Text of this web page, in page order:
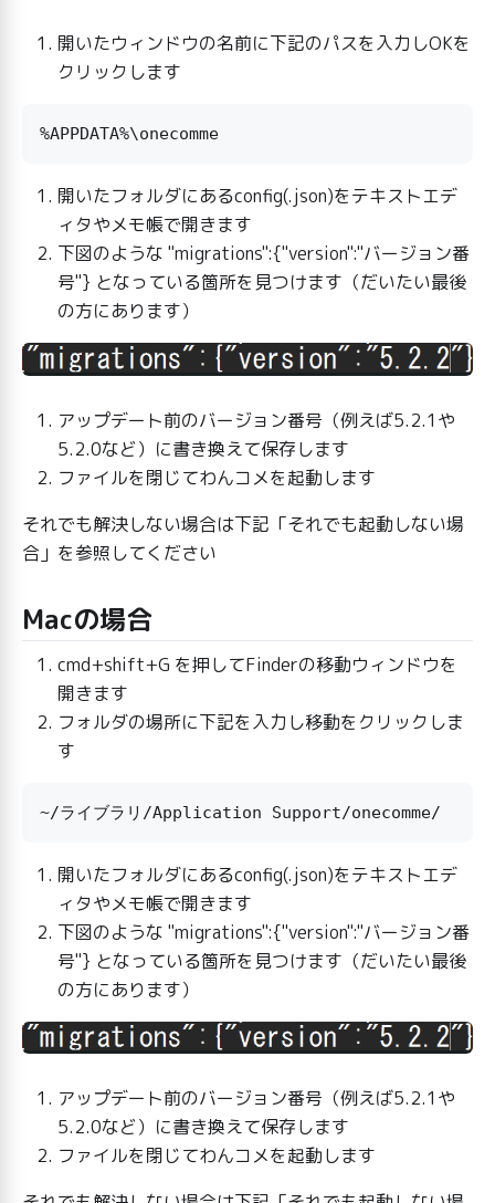
開いたウィンドウの名前に下記のパスを入力しOKを
クリックします
開いたフォルダにあるconfig(.json)をテキストエデ
ィタやメモ帳で開きます
下図のような "migrations":{"version":"バージョン番
号"} となっている箇所を見つけます（だいたい最後
の方にあります）
アップデート前のバージョン番号（例えば5.2.1や
5.2.0など）に書き換えて保存します
ファイルを閉じてわんコメを起動します
それでも解決しない場合は下記「それでも起動しない場
合」を参照してください
Macの場合
cmd+shift+G を押してFinderの移動ウィンドウを
開きます
フォルダの場所に下記を入力し移動をクリックしま
す
開いたフォルダにあるconfig(.json)をテキストエデ
ィタやメモ帳で開きます
下図のような "migrations":{"version":"バージョン番
号"} となっている箇所を見つけます（だいたい最後
の方にあります）
アップデート前のバージョン番号（例えば5.2.1や
5.2.0など）に書き換えて保存します
ファイルを閉じてわんコメを起動します